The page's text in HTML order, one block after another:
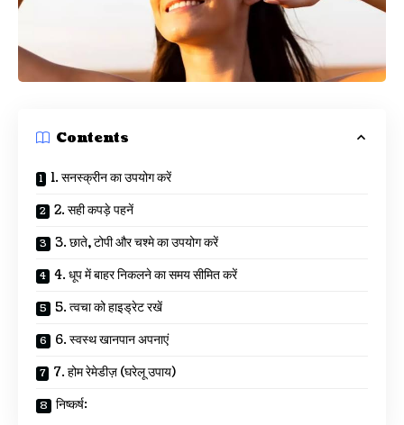
Contents
1. सनस्क्रीन का उपयोग करें
2. सही कपड़े पहनें
3. छाते, टोपी और चश्मे का उपयोग करें
4. धूप में बाहर निकलने का समय सीमित करें
5. त्वचा को हाइड्रेट रखें
6. स्वस्थ खानपान अपनाएं
7. होम रेमेडीज़ (घरेलू उपाय)
निष्कर्ष: